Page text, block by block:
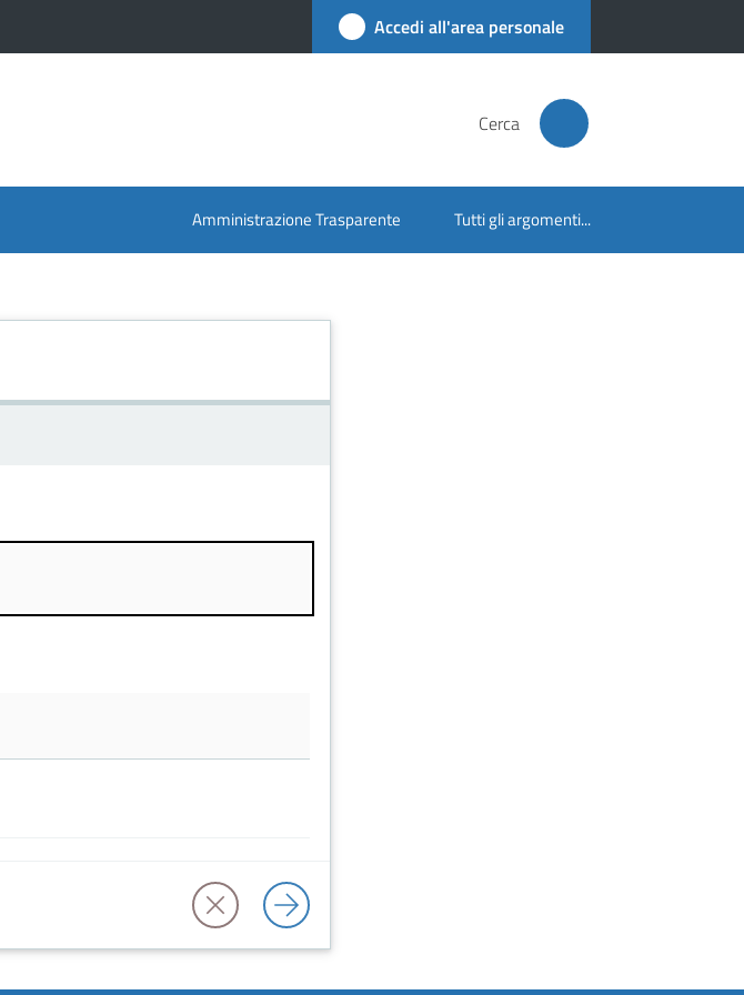
Accedi all'area personale
Cerca
Amministrazione Trasparente Tutti gli argomenti...